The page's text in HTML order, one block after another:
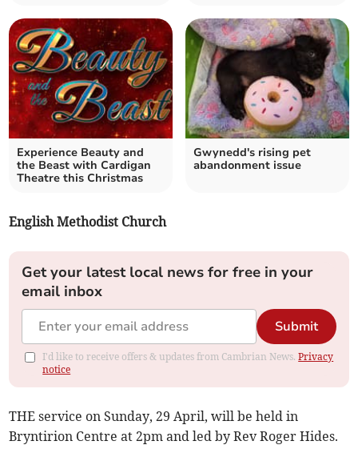
Experience Beauty and
the Beast with Cardigan
Theatre this Christmas
Gwynedd's rising pet
abandonment issue
English Methodist Church
Get your latest local news for free in your
email inbox
Submit
I'd like to receive offers & updates from Cambrian News.Privacy
notice
THE service on Sunday, 29 April, will be held in
Bryntirion Centre at 2pm and led by Rev Roger Hides.